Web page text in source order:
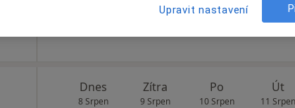
Dnes
8 Srpen
Zítra
9 Srpen
Po
10 Srpen
Út
11 Srpen
Upravit nastavení